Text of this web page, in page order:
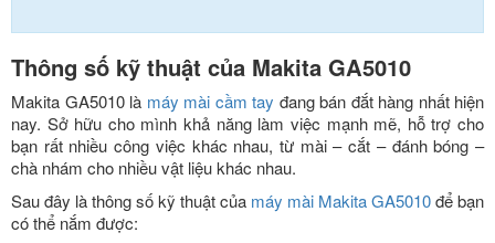
Thông số kỹ thuật của Makita GA5010
Makita GA5010 là máy mài cầm tay đang bán đắt hàng nhất hiện
nay. Sở hữu cho mình khả năng làm việc mạnh mẽ, hỗ trợ cho
bạn rất nhiều công việc khác nhau, từ mài – cắt – đánh bóng –
chà nhám cho nhiều vật liệu khác nhau.
Sau đây là thông số kỹ thuật của máy mài Makita GA5010để bạn
có thể nắm được: